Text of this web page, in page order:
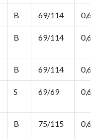
B 69/114 0,6
B 69/114 0,6
B 69/114 0,6
S 69/69 0,6
B 75/115 0,6